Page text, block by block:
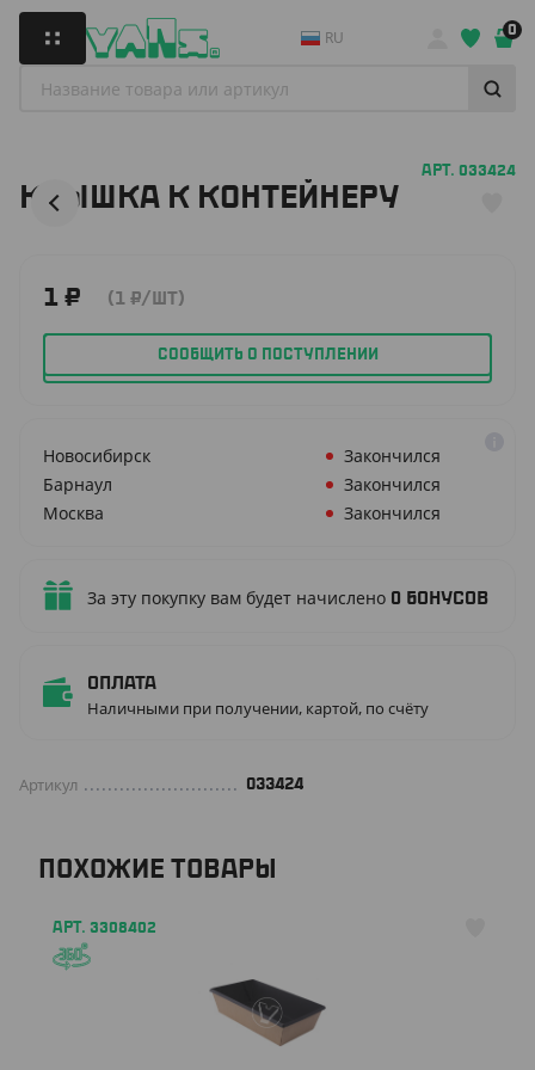
RU 0
КРЫШКА К КОНТЕЙНЕРУ
АРТ. 033424
1 ₽ (1 ₽/ШТ)
СООБЩИТЬ О ПОСТУПЛЕНИИ
Новосибирск
Закончился
Барнаул
Закончился
Москва
Закончился
За эту покупку вам будет начислено 0 бонусов
Оплата
Наличными при получении, картой, по счёту
Артикул 033424
ПОХОЖИЕ ТОВАРЫ
АРТ. 3308402